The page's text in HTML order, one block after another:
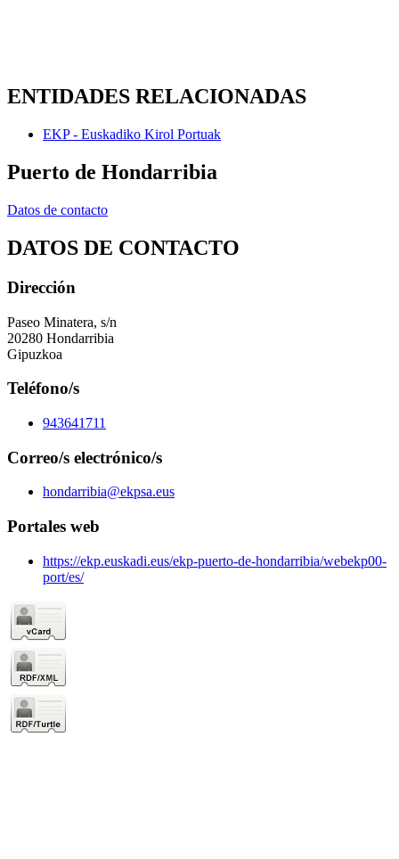
ENTIDADES RELACIONADAS
EKP - Euskadiko Kirol Portuak
Puerto de Hondarribia
Datos de contacto
DATOS DE CONTACTO
Dirección
Paseo Minatera, s/n
20280 Hondarribia
Gipuzkoa
Teléfono/s
943641711
Correo/s electrónico/s
hondarribia@ekpsa.eus
Portales web
https://ekp.euskadi.eus/ekp-puerto-de-hondarribia/webekp00-
port/es/